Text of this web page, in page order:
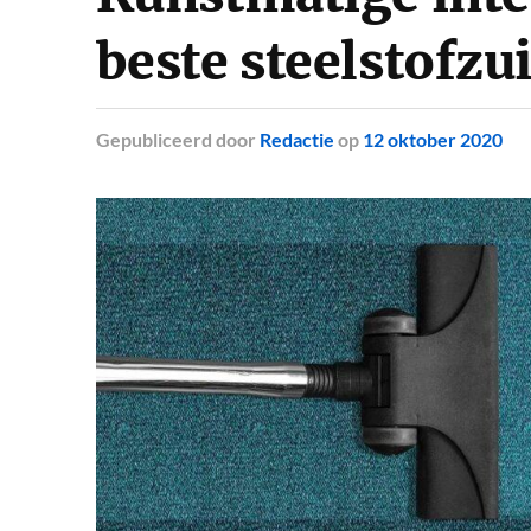
beste
Gepubliceerd door Redactie op 12 oktober 2020